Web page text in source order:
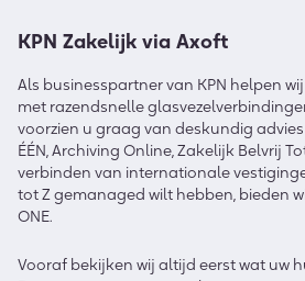
KPN Zakelijk via Axoft
Als businesspartner van KPN helpen
met razendsnelle
voorzien u graag van deskundig
ÉÉN, Archiving Online, Zakelijk Belvrij
verbinden van internationale
tot Z gemanaged wilt hebben, bieden
ONE.
Vooraf bekijken wij altijd eerst wat uw